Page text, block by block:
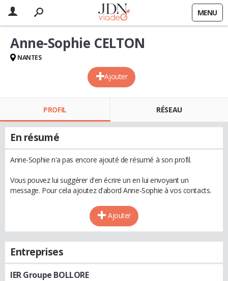
MENU
Ajouter
Anne-Sophie CELTON
NANTES
PROFIL RÉSEAU
En résumé
Anne-Sophie n'a pas encore ajouté de résumé à son profil.
Vous pouvez lui suggérer d'en écrire un en lui envoyant un
message. Pour cela ajoutez d'abord Anne-Sophie à vos contacts.
Ajouter
Entreprises
IER Groupe BOLLORE